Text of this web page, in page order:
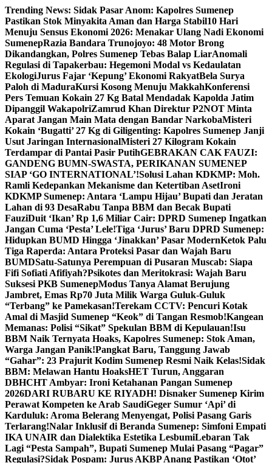
Skip
to
content
Trending News: Sidak Pasar Anom: Kapolres Sumenep
Pastikan Stok Minyakita Aman dan Harga Stabil10 Hari
Menuju Sensus Ekonomi 2026: Menakar Ulang Nadi Ekonomi
SumenepRazia Bandara Trunojoyo: 48 Motor Brong
Dikandangkan, Polres Sumenep Tebas Balap LiarAnomali
Regulasi di Tapakerbau: Hegemoni Modal vs Kedaulatan
EkologiJurus Fajar ‘Kepung’ Ekonomi RakyatBela Surya
Paloh di MaduraKursi Kosong Menuju MakkahKonferensi
Pers Temuan Kokain 27 Kg Batal Mendadak Kapolda Jatim
Dipanggil WakapolriZamrud Khan Direktur P2NOT Minta
Aparat Jangan Main Mata dengan Bandar NarkobaMisteri
Kokain ‘Bugatti’ 27 Kg di Giligenting: Kapolres Sumenep Janji
Usut Jaringan InternasionalMisteri 27 Kilogram Kokain
Terdampar di Pantai Pasir PutihGEBRAKAN CAK FAUZI:
GANDENG BUMN-SWASTA, PERIKANAN SUMENEP
SIAP ‘GO INTERNATIONAL’!Solusi Lahan KDKMP: Moh.
Ramli Kedepankan Mekanisme dan Ketertiban AsetIroni
KDKMP Sumenep: Antara ‘Lampu Hijau’ Bupati dan Jeratan
Lahan di 93 DesaRabu Tanpa BBM dan Becak Bupati
FauziDuit ‘Ikan’ Rp 1,6 Miliar Cair: DPRD Sumenep Ingatkan
Jangan Cuma ‘Pesta’ Lele!Tiga ‘Jurus’ Baru DPRD Sumenep:
Hidupkan BUMD Hingga ‘Jinakkan’ Pasar ModernKetok Palu
Tiga Raperda: Antara Proteksi Pasar dan Wajah Baru
BUMDSatu-Satunya Perempuan di Pusaran Muscab: Siapa
Fifi Sofiati Afifiyah?Psikotes dan Meritokrasi: Wajah Baru
Suksesi PKB SumenepModus Tanya Alamat Berujung
Jambret, Emas Rp70 Juta Milik Warga Guluk-Guluk
“Terbang” ke Pamekasan!Terekam CCTV: Pencuri Kotak
Amal di Masjid Sumenep “Keok” di Tangan Resmob!Kangean
Memanas: Polisi “Sikat” Spekulan BBM di Kepulauan!Isu
BBM Naik Ternyata Hoaks, Kapolres Sumenep: Stok Aman,
Warga Jangan Panik!Pangkat Baru, Tanggung Jawab
“Gahar”: 23 Prajurit Kodim Sumenep Resmi Naik Kelas!Sidak
BBM: Melawan Hantu HoaksHET Turun, Anggaran
DBHCHT Ambyar: Ironi Ketahanan Pangan Sumenep
2026DARI RUBARU KE RIYADH! Disnaker Sumenep Kirim
Perawat Kompeten ke Arab SaudiGeger Sumur ‘Api’ di
Karduluk: Aroma Belerang Menyengat, Polisi Pasang Garis
Terlarang!Nalar Inklusif di Beranda Sumenep: Simfoni Empati
IKA UNAIR dan Dialektika Estetika LesbumiLebaran Tak
Lagi “Pesta Sampah”, Bupati Sumenep Mulai Pasang “Pagar”
Regulasi?Sidak Pospam: Jurus AKBP Anang Pastikan ‘Otot’